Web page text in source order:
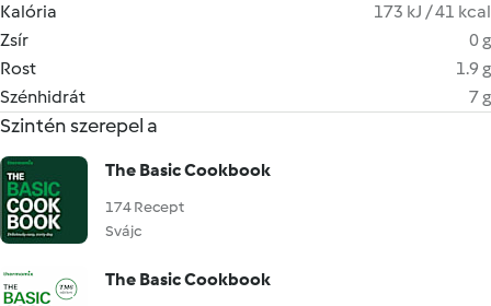
Kalória
173 kJ / 41 kcal
Zsír
0 g
Rost
1.9 g
Szénhidrát
7 g
Szintén szerepel a
The Basic Cookbook
174 Recept
Svájc
The Basic Cookbook